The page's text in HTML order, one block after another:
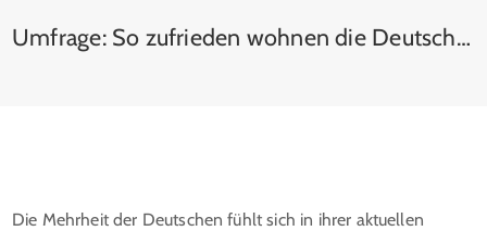
Umfrage: So zufrieden wohnen die Deutschen
Die Mehrheit der Deutschen fühlt sich in ihrer aktuellen